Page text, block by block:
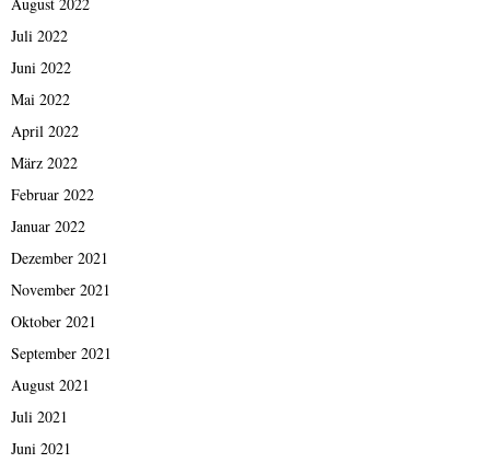
Juli 2022
Juni 2022
Mai 2022
April 2022
März 2022
Februar 2022
Januar 2022
Dezember 2021
November 2021
Oktober 2021
September 2021
August 2021
Juli 2021
Juni 2021